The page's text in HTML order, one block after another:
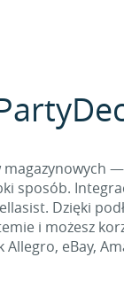
sposób.
Dzięki
i możesz
Allegro, eBay,